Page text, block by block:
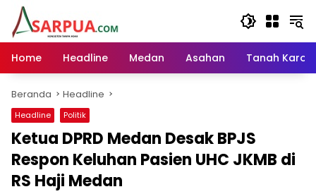
Langsung
konten
Home
Headline Medan Asahan Tanah Karo
Beranda Headline
Headline Politik
Ketua DPRD Medan Desak BPJS
Respon Keluhan Pasien UHC JKMB di
RS Haji Medan